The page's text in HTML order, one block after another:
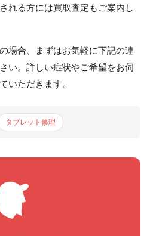
れる方には買取査定もご案内し
場合、まずはお気軽に下記の連
い。詳しい症状やご希望をお伺
いただきます。
タブレット修理